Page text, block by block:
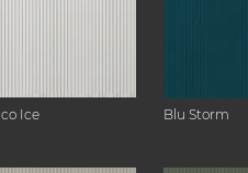
Ice Blu Storm